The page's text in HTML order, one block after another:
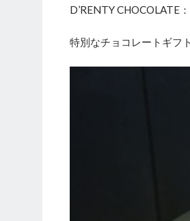
D’RENTY
特別なチョコレートギフ